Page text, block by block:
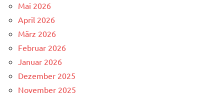
Mai 2026
April 2026
März 2026
Februar 2026
Januar 2026
Dezember 2025
November 2025